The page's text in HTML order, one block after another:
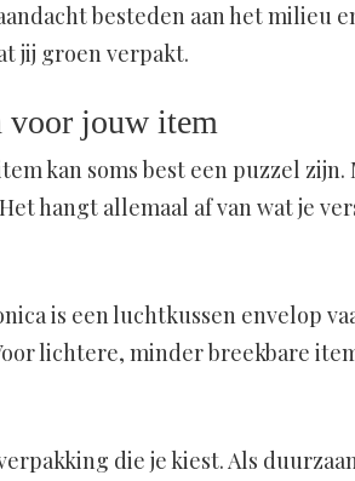
besteden aan het milieu
jij groen verpakt.
voor jouw item
kan soms best een puzzel zijn.
hangt allemaal af van wat je
is een luchtkussen envelop
lichtere, minder breekbare
die je kiest. Als